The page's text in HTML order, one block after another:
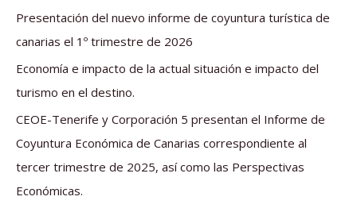
rPresentación del nuevo informe de coyuntura turística de
canarias el 1º trimestre de 2026
Economía e impacto de la actual situación e impacto del
turismo en el destino.
CEOE-Tenerife y Corporación 5 presentan el Informe de
Coyuntura Económica de Canarias correspondiente al
tercer trimestre de 2025, así como las Perspectivas
Económicas.